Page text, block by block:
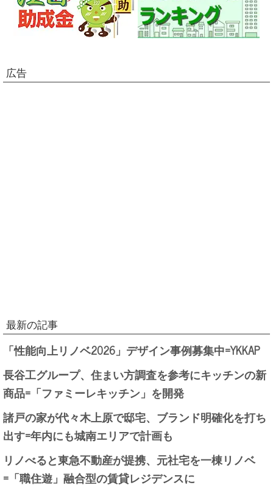
広告
最新の記事
「性能向上リノベ2026」デザイン事例募集中=YKKAP
長谷工グループ、住まい方調査を参考にキッチンの新
商品=「ファミーレキッチン」を開発
諸戸の家が代々木上原で邸宅、ブランド明確化を打ち
出す=年内にも城南エリアで計画も
リノべると東急不動産が提携、元社宅を一棟リノベ
=「職住遊」融合型の賃貸レジデンスに